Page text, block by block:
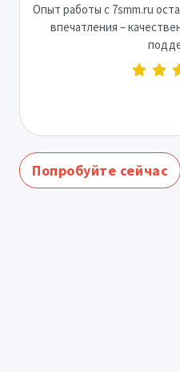
Опыт работы с 7smm.ru
впечатления –
Попробуйте сейчас